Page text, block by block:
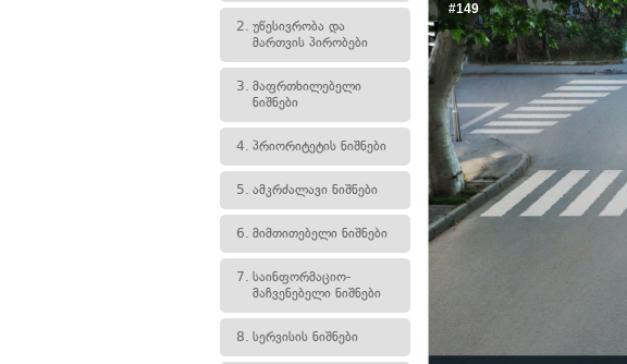
2. უწესივრობა და
მართვის პირობები
3. მაფრთხილებელი
ნიშნები
4. პრიორიტეტის ნიშნები
5. ამკრძალავი ნიშნები
6. მიმთითებელი ნიშნები
7. საინფორმაციო-
მაჩვენებელი ნიშნები
8. სერვისის ნიშნები
#149